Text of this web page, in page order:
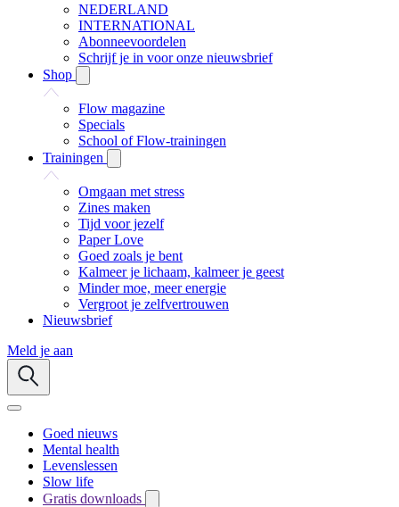
NEDERLAND
INTERNATIONAL
Abonneevoordelen
Schrijf je in voor onze nieuwsbrief
Shop
Flow magazine
Specials
School of Flow-trainingen
Trainingen
Omgaan met stress
Zines maken
Tijd voor jezelf
Paper Love
Goed zoals je bent
Kalmeer je lichaam, kalmeer je geest
Minder moe, meer energie
Vergroot je zelfvertrouwen
Nieuwsbrief
Meld je aan
Goed nieuws
Mental health
Levenslessen
Slow life
Gratis downloads